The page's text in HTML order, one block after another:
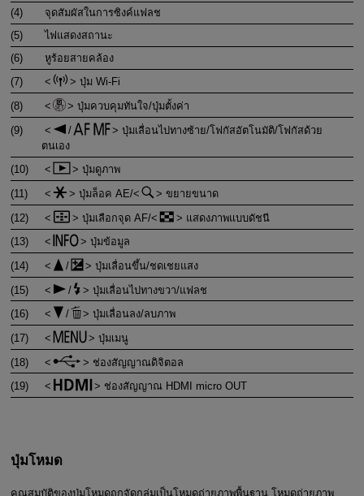
(4)
จุดสัมผัสในการซิงค์แฟลช
(5)
ไฟแสดงสถานะ
(6)
หูร้อยสายคล้อง
(7)
ปุ่ม Wi-Fi
(8)
ปุ่มควบคุมทันใจ/ปุ่มตั้งค่า
(9)
/
ปุ่มเลื่อนไปทางซ้าย/โฟกัสอัตโนมัติ/โฟกัสด้วย
ตนเอง
(10)
ปุ่มดูภาพ
(11)
ปุ่มล็อค AE/
ขยายขนาด
(12)
ปุ่มเลือกจุด AF/
แสดงภาพแบบดัชนี
(13)
ปุ่มข้อมูล
(14)
/
ปุ่มเลื่อนขึ้น/ชดเชยแสง
(15)
/
ปุ่มเลื่อนไปทางขวา/แฟลช
(16)
/
ปุ่มเลื่อนลง/ลบภาพ
(17)
ปุ่มเมนู
(18)
ช่องสัญญาณดิจิตอล
(19)
ช่องสัญญาณ HDMI micro OUT
ปุ่มโหมด
คุณสมบัติของปุ่มโหมดถูกจัดกลุ่มเป็นโหมดถ่ายภาพพื้นฐาน โหมดถ่ายภาพ